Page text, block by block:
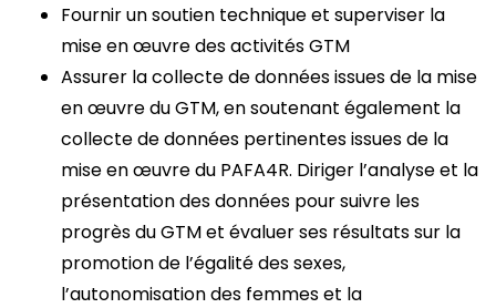
Fournir un soutien technique et superviser la
mise en œuvre des activités GTM
Assurer la collecte de données issues de la mise
en œuvre du GTM, en soutenant également la
collecte de données pertinentes issues de la
mise en œuvre du PAFA4R. Diriger l’analyse et la
présentation des données pour suivre les
progrès du GTM et évaluer ses résultats sur la
promotion de l’égalité des sexes,
l’autonomisation des femmes et la